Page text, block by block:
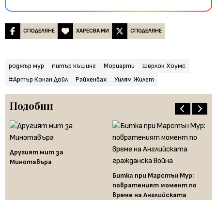
СПОДЕЛЯНЕ ХАРЕСВА МИ СПОДЕЛЯНЕ
роджър мур питър къшинг Мориарти
Шерлок Хоумс
#Артър Конан Дойл
Райхенбах Уилям Жилет
Подобни
Другият мит за
Минотавъра
Битка при Марстън Мур:
повратеният момент по
време на Английската